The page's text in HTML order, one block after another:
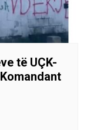
të UÇK-